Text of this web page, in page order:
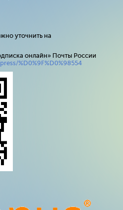
уточнить на
онлайн» Почты России
%D0%9F%D0%98554